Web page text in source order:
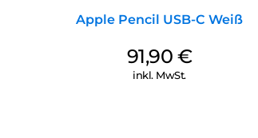
Apple Pencil USB-C Weiß
91,90 €
inkl. MwSt.